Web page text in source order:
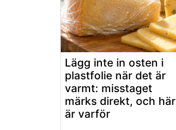
Lägg inte in osten i
plastfolie när det är
varmt: misstaget
märks direkt, och här
är varför